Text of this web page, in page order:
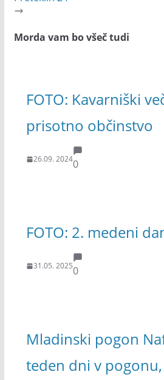
Morda vam bo všeč tudi
FOTO: Kavarniški
prisotno občinstvo
26.09. 20240
FOTO: 2. medeni
31.05. 20250
Mladinski pogon
teden dni v